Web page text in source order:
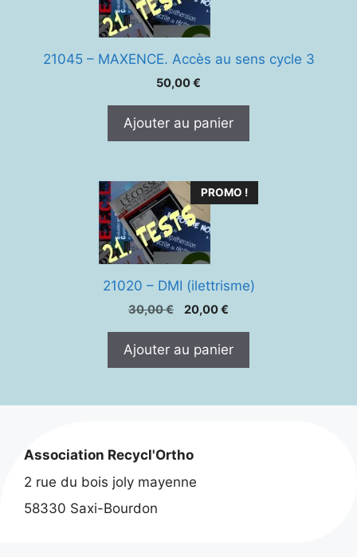
21045 – MAXENCE. Accès au sens cycle 3
50,00€
Ajouter au panier
PROMO !
21020 – DMI (ilettrisme)
30,00€
Le
était :
20,00€
est :
Ajouter au panier
Association Recycl'Ortho
2 rue du bois joly mayenne
58330 Saxi-Bourdon